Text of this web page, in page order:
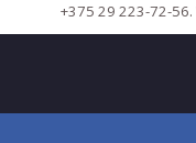
+375 29 223-72-